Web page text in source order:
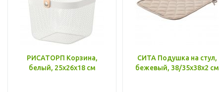
РИСАТОРП Корзина,
белый, 25x26x18 см
СИТА Подушка на стул,
бежевый, 38/35x38x2 см